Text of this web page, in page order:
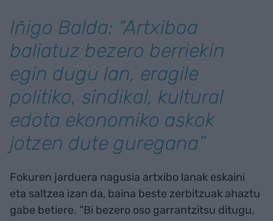
Iñigo Balda: “Artxiboa
baliatuz bezero berriekin
egin dugu lan, eragile
politiko, sindikal, kultural
edota ekonomiko askok
jotzen dute guregana”
Fokuren jarduera nagusia artxibo lanak eskaini
eta saltzea izan da, baina beste zerbitzuak ahaztu
gabe betiere. “Bi bezero oso garrantzitsu ditugu,